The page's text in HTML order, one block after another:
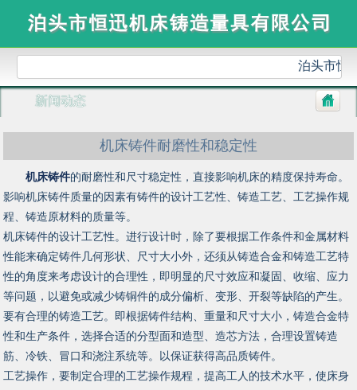
泊头市恒
新闻动态
机床铸件耐磨性和稳定性
机床铸件的耐磨性和尺寸稳定性，直接影响机床的精度保持寿命。
影响机床铸件质量的因素有铸件的设计工艺性、铸造工艺、工艺操作规
程、铸造原材料的质量等。
机床铸件的设计工艺性。进行设计时，除了要根据工作条件和金属材料
性能来确定铸件几何形状、尺寸大小外，还须从铸造合金和铸造工艺特
性的角度来考虑设计的合理性，即明显的尺寸效应和凝固、收缩、应力
等问题，以避免或减少铸铜件的成分偏析、变形、开裂等缺陷的产生。
要有合理的铸造工艺。即根据铸件结构、重量和尺寸大小，铸造合金特
性和生产条件，选择合适的分型面和造型、造芯方法，合理设置铸造
筋、冷铁、冒口和浇注系统等。以保证获得高品质铸件。
工艺操作，要制定合理的工艺操作规程，提高工人的技术水平，使床身